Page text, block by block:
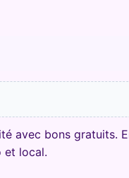
avec bons gratuits.
et local.